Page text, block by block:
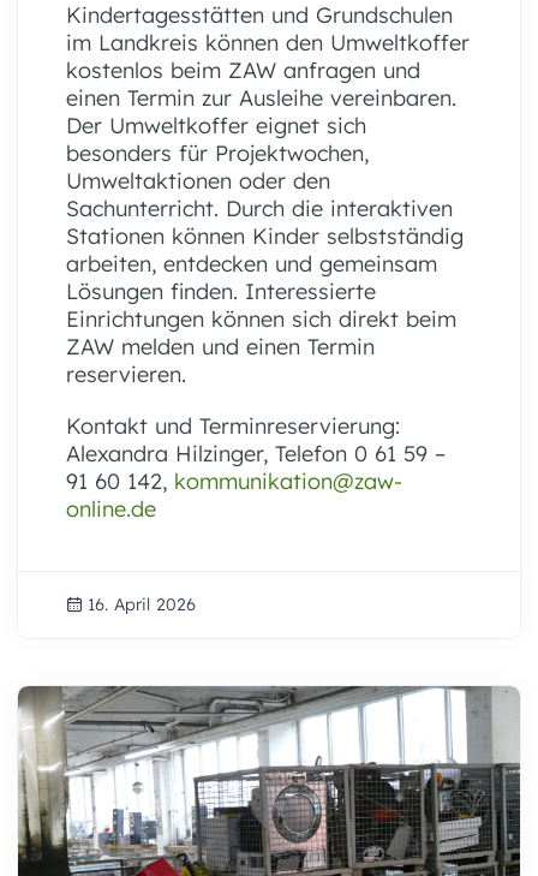
Kindertagesstätten und Grundschulen
im Landkreis können den Umweltkoffer
kostenlos beim ZAW anfragen und
einen Termin zur Ausleihe vereinbaren.
Der Umweltkoffer eignet sich
besonders für Projektwochen,
Umweltaktionen oder den
Sachunterricht. Durch die interaktiven
Stationen können Kinder selbstständig
arbeiten, entdecken und gemeinsam
Lösungen finden. Interessierte
Einrichtungen können sich direkt beim
ZAW melden und einen Termin
reservieren.
Kontakt und Terminreservierung:
Alexandra Hilzinger, Telefon 0 61 59 –
91 60 142, kommunikation@zaw-
online.de
16. April 2026